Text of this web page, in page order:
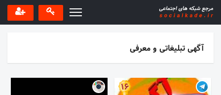
آگهی تبلیغاتی و معرفی
16